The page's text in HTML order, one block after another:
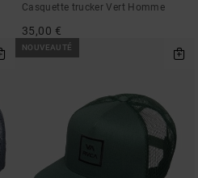
Casquette trucker Vert Homme
35,00 €
NOUVEAUTÉ